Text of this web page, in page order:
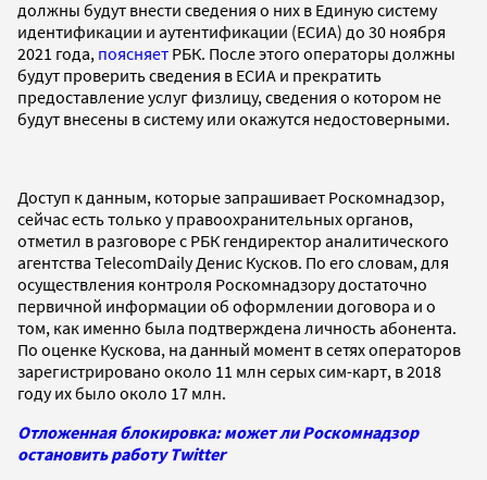
должны будут внести сведения о них в Единую систему
идентификации и аутентификации (ЕСИА) до 30 ноября
2021 года, поясняет РБК. После этого операторы должны
будут проверить сведения в ЕСИА и прекратить
предоставление услуг физлицу, сведения о котором не
будут внесены в систему или окажутся недостоверными.
Доступ к данным, которые запрашивает Роскомнадзор,
сейчас есть только у правоохранительных органов,
отметил в разговоре с РБК гендиректор аналитического
агентства TelecomDaily Денис Кусков. По его словам, для
осуществления контроля Роскомнадзору достаточно
первичной информации об оформлении договора и о
том, как именно была подтверждена личность абонента.
По оценке Кускова, на данный момент в сетях операторов
зарегистрировано около 11 млн серых сим-карт, в 2018
году их было около 17 млн.
Отложенная блокировка: может ли Роскомнадзор
остановить работу Twitter